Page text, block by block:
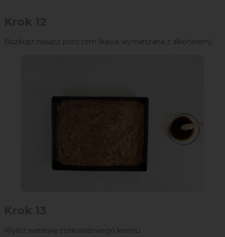
Biszkopt nasącz ponczem (kawa wymieszana z alkoholem).
Wyłóż warstwę czekoladowego kremu.